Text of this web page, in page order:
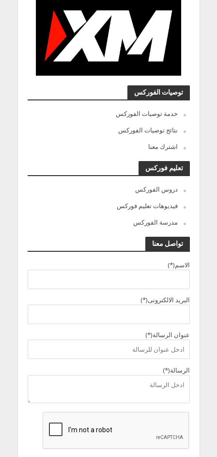
توصيات الفوركس
خدمة توصيات الفوركس
نتائج توصيات الفوركس
اشترك معنا
تعليم فوركس
دروس الفوركس
فيديوهات تعليم فوركس
مدرسة الفوركس
تواصل معنا
الاسم(*)
البريد الالكترونى(*)
عنوان الرسالة(*)
الرسالة(*)